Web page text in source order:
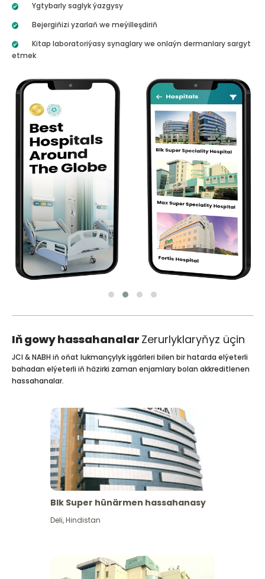
Ygtybarly saglyk ýazgysy
Bejergiňizi yzarlaň we meýilleşdiriň
Kitap laboratoriýasy synaglary we onlaýn dermanlary sargyt
etmek
Iň gowy hassahanalar Zerurlyklaryňyz üçin
JCI & NABH iň oňat lukmançylyk işgärleri bilen bir hatarda elýeterli
bahadan elýeterli iň häzirki zaman enjamlary bolan akkreditlenen
hassahanalar.
Blk Super hünärmen hassahanasy
Deli,Hindistan